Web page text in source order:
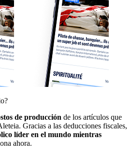
de producción de los artículos que
Gracias a las deducciones fiscales,
líder en el mundo mientras
ahora.